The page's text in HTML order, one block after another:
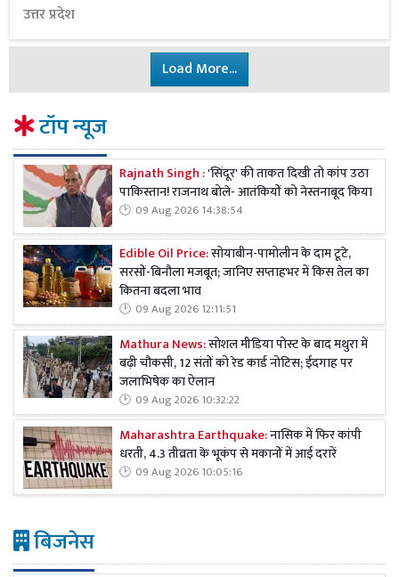
उत्तर प्रदेश
Load More...
टॉप न्यूज
Rajnath Singh :'सिंदूर' की ताकत दिखी तो कांप उठा
पाकिस्तान! राजनाथ बोले- आतंकियों को नेस्तनाबूद किया
09 Aug 2026 14:38:54
Edible Oil Price:सोयाबीन-पामोलीन के दाम टूटे,
सरसों-बिनौला मजबूत; जानिए सप्ताहभर में किस तेल का
कितना बदला भाव
09 Aug 2026 12:11:51
Mathura News:सोशल मीडिया पोस्ट के बाद मथुरा में
बढ़ी चौकसी, 12 संतों को रेड कार्ड नोटिस; ईदगाह पर
जलाभिषेक का ऐलान
09 Aug 2026 10:32:22
Maharashtra Earthquake:नासिक में फिर कांपी
धरती, 4.3 तीव्रता के भूकंप से मकानों में आई दरारें
09 Aug 2026 10:05:16
बिजनेस